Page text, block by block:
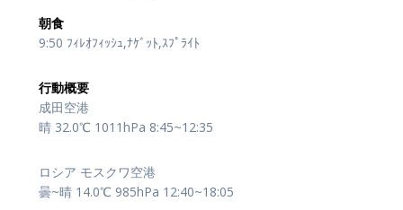
朝食
9:50 ﾌｨﾚｵﾌｨｯｼｭ,ﾅｹﾞｯﾄ,ｽﾌﾟﾗｲﾄ
行動概要
成田空港
晴 32.0℃ 1011hPa 8:45~12:35
ロシア モスクワ空港
曇~晴 14.0℃ 985hPa 12:40~18:05